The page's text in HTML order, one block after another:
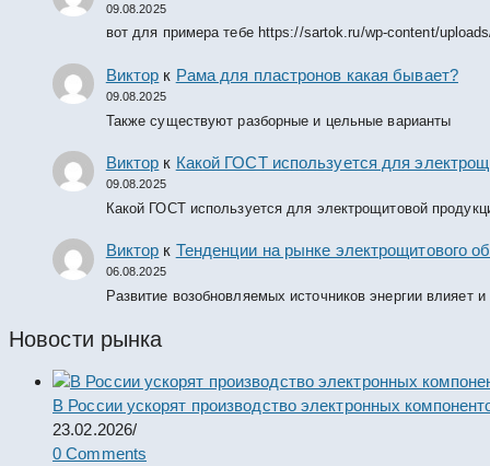
09.08.2025
вот для примера тебе https://sartok.ru/wp-content/
Виктор к Рама для пластронов какая бывает?
09.08.2025
Также существуют разборные и цельные варианты
Виктор к Какой ГОСТ используется для
09.08.2025
Какой ГОСТ используется для электрощитовой
Виктор к Тенденции на рынке электрощитового
06.08.2025
Развитие возобновляемых источников энергии влияет
Новости рынка
В России ускорят производство электронных
23.02.2026/
0 Comments